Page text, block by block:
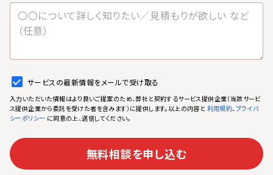
サービスの最新情報をメールで受け取る
入力いただいた情報はより良いご提案のため、弊社と契約するサービス提供企業（当該サービ
ス提供企業から委託を受けた者を含みます）に提供します。以上の内容と 利用規約、プライバ
シーポリシー に同意の上、送信してください。
無料相談を申し込む